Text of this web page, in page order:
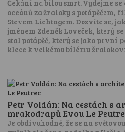
Čekání na bílou smrt. Vydejme
oceánů za žraloky s potápěčem,
Stevem Lichtagem. Dozvíte se,
jménem Zdeněk Loveček, který
stal potápěč, který se jako první
klece k velkému bílému
Petr Voldán: Na cestách s
mrakodrapů Evou Le
Je obdivuhodné, že se na